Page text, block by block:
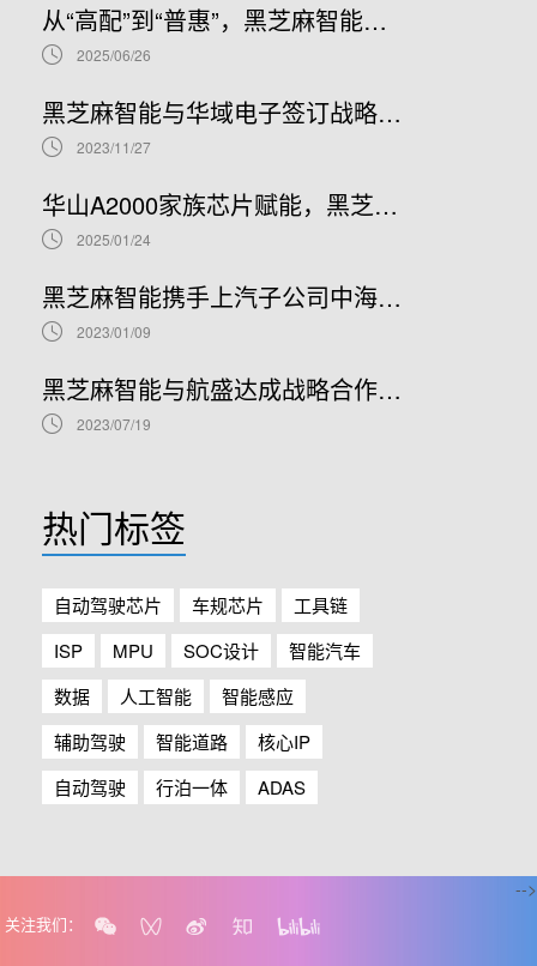
从“高配”到“普惠”，黑芝麻智能携手Nullmax打造辅助驾驶主流量产方案
2025/06/26
黑芝麻智能与华域电子签订战略合作协议，协力赋能智能汽车产业链
2023/11/27
华山A2000家族芯片赋能，黑芝麻智能与美光科技合作拓展ADAS方案性能边界
2025/01/24
黑芝麻智能携手上汽子公司中海庭，拓展智能网联汽车生态朋友圈
2023/01/09
黑芝麻智能与航盛达成战略合作，共同打造基于A1000系列芯片的行泊一体自动驾驶域控平台
2023/07/19
热门标签
自动驾驶芯片 车规芯片
工具链
ISP
MPU SOC设计
智能汽车
数据
人工智能
智能感应
辅助驾驶
智能道路
核心IP
自动驾驶
行泊一体 ADAS
关注我们：
-->